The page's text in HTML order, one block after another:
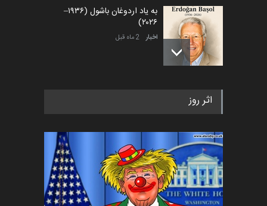
به یاد اردوغان باشول (۱۹۳۶–
۲۰۲۶)
اخبار 2 ماه قبل
رویداد کارگاهی کارتون و پوستر
اخبار 6 ماه قبل
فراخوان رویداد کارگاهی کارتون و
پوستر "ایران سربل…
اخبار 6 ماه قبل
اثر روز